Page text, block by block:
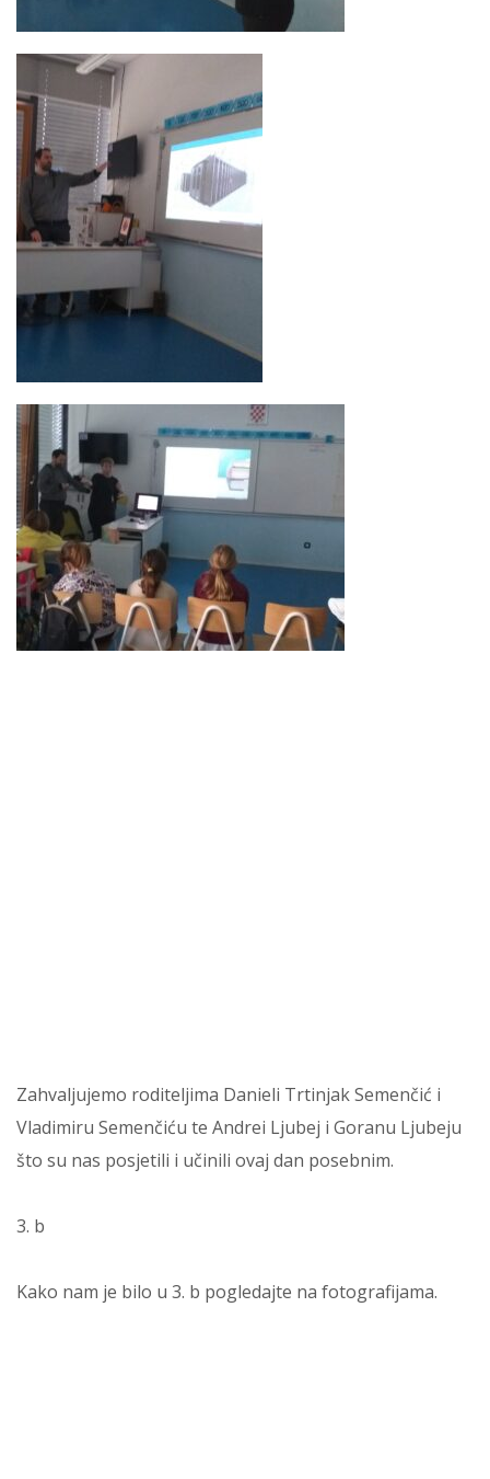
Zahvaljujemo roditeljima Danieli Trtinjak Semenčić i
Vladimiru Semenčiću te Andrei Ljubej i Goranu Ljubeju
što su nas posjetili i učinili ovaj dan posebnim.
3. b
Kako nam je bilo u 3. b pogledajte na fotografijama.